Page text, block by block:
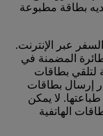
بطاقة مطبوعة
عبر الإنترنت.
المضمنة في
لتلقي بطاقات
إرسال بطاقات
لا يمكن
الهاتفية